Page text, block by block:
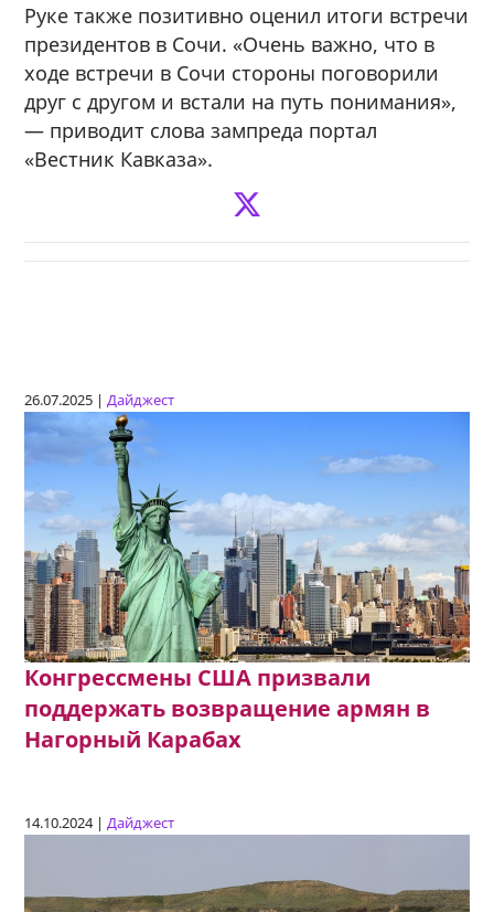
Руке также позитивно оценил итоги встречи
президентов в Сочи. «Очень важно, что в
ходе встречи в Сочи стороны поговорили
друг с другом и встали на путь понимания»,
— приводит слова зампреда портал
«Вестник Кавказа».
26.07.2025 |Дайджест
Конгрессмены США призвали
поддержать возвращение армян в
Нагорный Карабах
14.10.2024 |Дайджест